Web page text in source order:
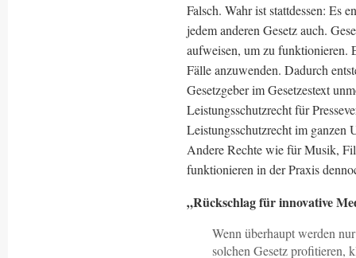
Falsch. Wahr ist stattdessen: Es
jedem anderen Gesetz auch.
aufweisen, um zu funktionieren.
Fälle anzuwenden. Dadurch
Gesetzgeber im Gesetzestext
Leistungsschutzrecht für
Leistungsschutzrecht im ganzen
Andere Rechte wie für Musik,
funktionieren in der Praxis
„Rückschlag für innovative
Wenn überhaupt werden
solchen Gesetz profitieren,